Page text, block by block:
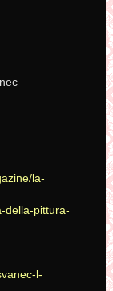
la-
della-pittura-
l-